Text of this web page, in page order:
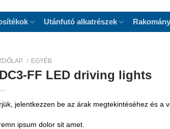
Utánfutó alkatrészek
/ EGYÉB
FF LED driving lights
jelentkezzen be az árak megtekintéséhez és a
ipsum dolor sit amet.